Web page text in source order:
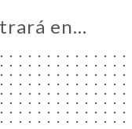
en…